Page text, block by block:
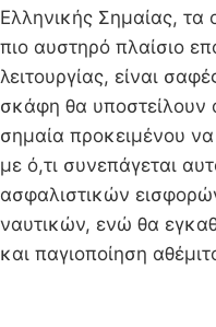
Ελληνικής Σημαίας, τα
πιο αυστηρό πλαίσιο
λειτουργίας, είναι
σκάφη θα υποστείλουν
σημαία προκειμένου
με ό,τι συνεπάγεται
ασφαλιστικών
ναυτικών, ενώ θα
και παγιοποίηση